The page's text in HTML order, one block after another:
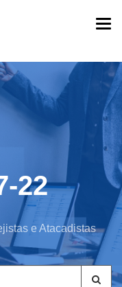
22
e Atacadistas